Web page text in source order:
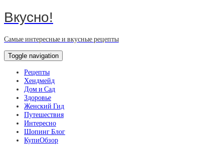
Вкусно!
Самые интересные и вкусные рецепты
Toggle navigation
Рецепты
Хендмейд
Дом и Сад
Здоровье
Женский Гид
Путешествия
Интересно
Шопинг Блог
КупиОбзор